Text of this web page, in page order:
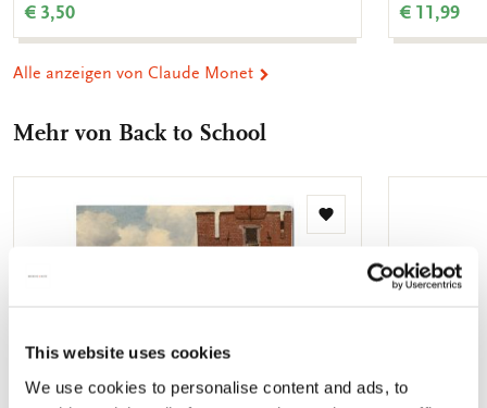
This website uses cookies
We use cookies to personalise content and ads, to
€ 3,50 € 11,99
Alle anzeigen von Claude Monet
Mehr von Back to School
Zur
Wunschliste
hinzufügen